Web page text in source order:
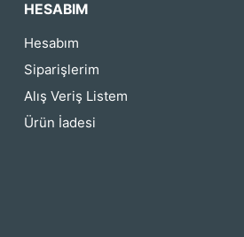
HESABIM
Hesabım
Siparişlerim
Alış Veriş Listem
Ürün İadesi